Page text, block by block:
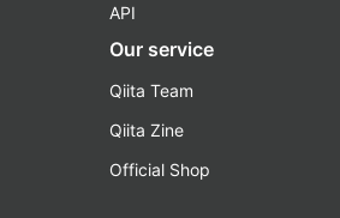
API
Our service
Qiita Team
Qiita Zine
Official Shop